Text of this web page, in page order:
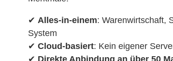
✔ Alles-in-einem: Warenwirtschaft,
System
✔Cloud-basiert: Kein eigener
✔ Direkte Anbindung an über 50